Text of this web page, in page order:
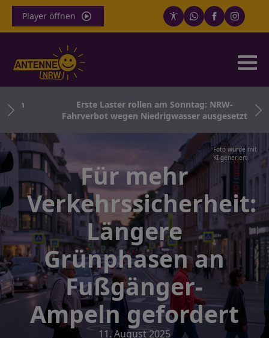
Player öffnen
Erste Laster rollen am Sonntag: NRW-
Fahrverbot wegen Niedrigwasser ausgesetzt
Foto wurde mit
KI generiert
Für mehr
Verkehrssicherheit:
Längere
Grünphasen an
Fußgänger-
Ampeln gefordert
11. August 2025